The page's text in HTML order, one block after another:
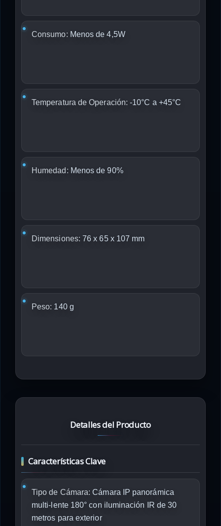
Consumo: Menos de 4,5W
Temperatura de Operación: -10°C a +45°C
Humedad: Menos de 90%
Dimensiones: 76 x 65 x 107 mm
Peso: 140 g
Detalles del Producto
Características Clave
Tipo de Cámara: Cámara IP panorámica
multi-lente 180° con iluminación IR de 30
metros para exterior